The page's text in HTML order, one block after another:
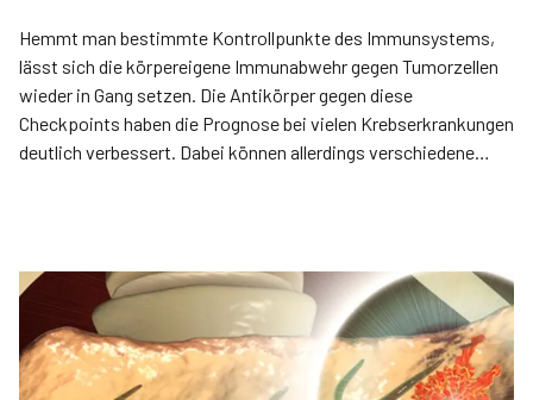
Hemmt man bestimmte Kontrollpunkte des Immunsystems,
lässt sich die körper­eigene Immunabwehr gegen Tumorzellen
wieder in Gang setzen. Die Antikörper gegen diese
Checkpoints haben die Prognose bei vielen Krebserkrankungen
deutlich verbessert. Dabei können allerdings verschiedene